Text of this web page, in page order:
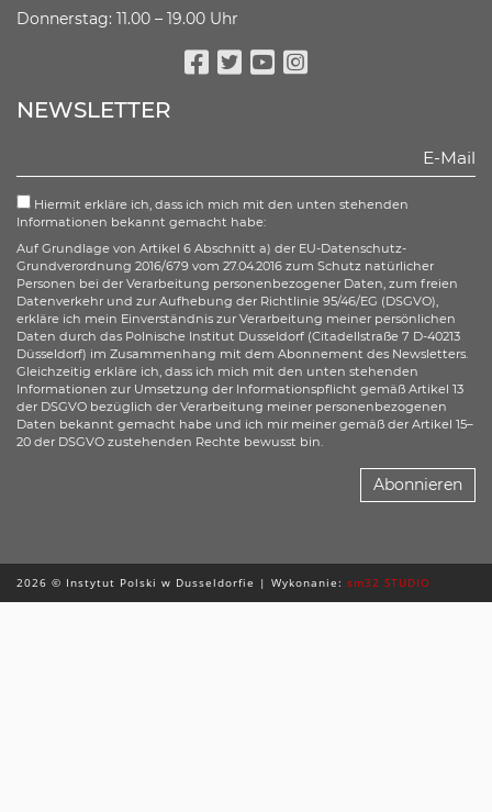
Donnerstag: 11.00 – 19.00 Uhr
NEWSLETTER
Hiermit erkläre ich, dass ich mich mit den unten stehenden
Informationen bekannt gemacht habe:
Auf Grundlage von Artikel 6 Abschnitt a) der EU-Datenschutz-
Grundverordnung 2016/679 vom 27.04.2016 zum Schutz natürlicher
Personen bei der Verarbeitung personenbezogener Daten, zum freien
Datenverkehr und zur Aufhebung der Richtlinie 95/46/EG (DSGVO),
erkläre ich mein Einverständnis zur Verarbeitung meiner persönlichen
Daten durch das Polnische Institut Dusseldorf (Citadellstraße 7 D-40213
Düsseldorf) im Zusammenhang mit dem Abonnement des Newsletters.
Gleichzeitig erkläre ich, dass ich mich mit den unten stehenden
Informationen zur Umsetzung der Informationspflicht gemäß Artikel 13
der DSGVO bezüglich der Verarbeitung meiner personenbezogenen
Daten bekannt gemacht habe und ich mir meiner gemäß der Artikel 15–
20 der DSGVO zustehenden Rechte bewusst bin.
Abonnieren
2026 © Instytut Polski w Dusseldorfie | Wykonanie: sm32 STUDIO